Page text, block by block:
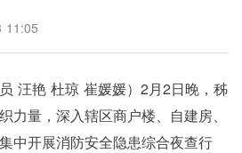
11:05
汪艳 杜琼 崔媛媛）2月2日晚，秭
力量，深入辖区商户楼、自建房、
中开展消防安全隐患综合夜查行